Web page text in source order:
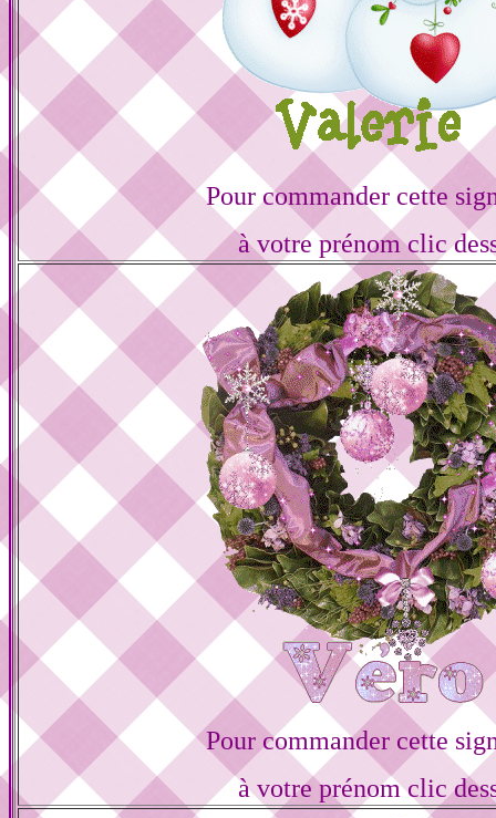
Pour commander cette
à votre prénom clic
Pour commander cette
à votre prénom clic